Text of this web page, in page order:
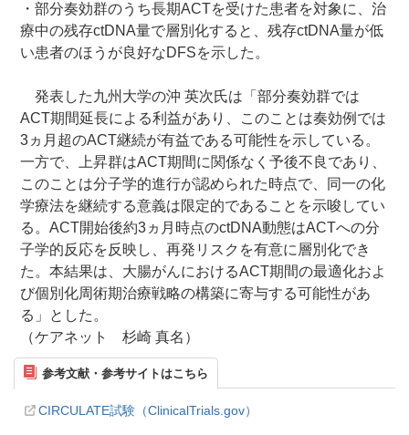
・部分奏効群のうち長期ACTを受けた患者を対象に、治
療中の残存ctDNA量で層別化すると、残存ctDNA量が低
い患者のほうが良好なDFSを示した。
発表した九州大学の沖 英次氏は「部分奏効群では
ACT期間延長による利益があり、このことは奏効例では
3ヵ月超のACT継続が有益である可能性を示している。
一方で、上昇群はACT期間に関係なく予後不良であり、
このことは分子学的進行が認められた時点で、同一の化
学療法を継続する意義は限定的であることを示唆してい
る。ACT開始後約3ヵ月時点のctDNA動態はACTへの分
子学的反応を反映し、再発リスクを有意に層別化でき
た。本結果は、大腸がんにおけるACT期間の最適化およ
び個別化周術期治療戦略の構築に寄与する可能性があ
る」とした。
（ケアネット 杉崎 真名）
参考文献・参考サイトはこちら
CIRCULATE試験（ClinicalTrials.gov）